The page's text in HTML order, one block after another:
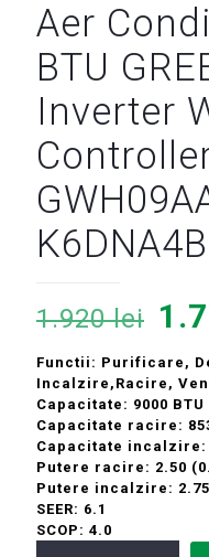
Aer
BTU
Inverter
K6DNA4B
1.920lei
a
Functii: Purificare,
Incalzire,Racire,
Capacitate: 9000 BTU
Capacitate racire:
Capacitate incalzire:
Putere racire: 2.50
Putere incalzire: 2.75
SEER: 6.1
SCOP: 4.0